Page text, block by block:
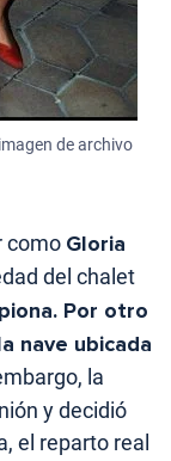
de archivo
como Gloria
del chalet
Por otro
nave ubicada
la
y decidió
el reparto real